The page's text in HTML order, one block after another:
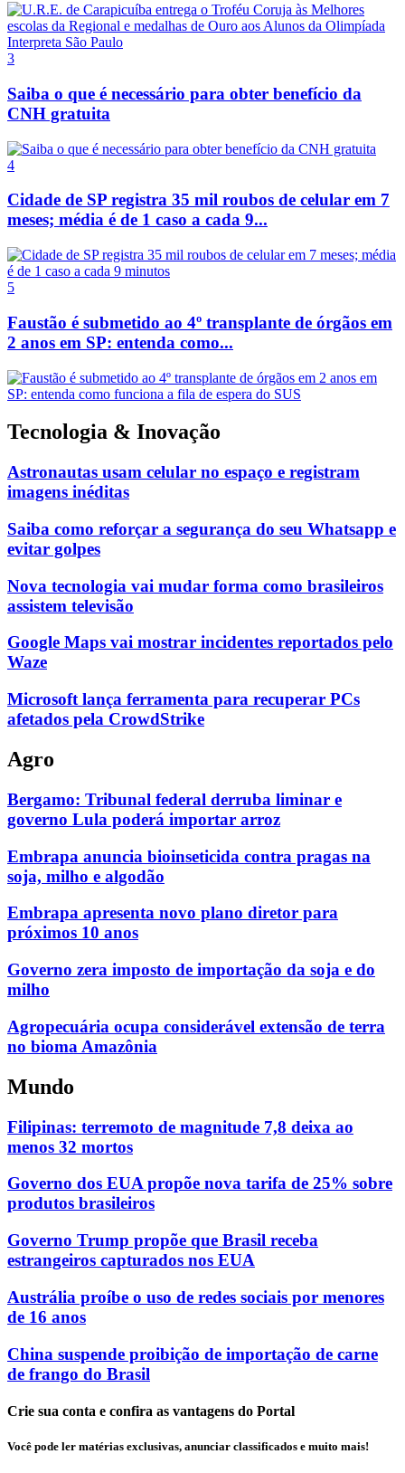
3
Saiba o que é necessário para obter benefício da
CNH gratuita
4
Cidade de SP registra 35 mil roubos de celular em 7
meses; média é de 1 caso a cada 9...
5
Faustão é submetido ao 4º transplante de órgãos em
2 anos em SP: entenda como...
Tecnologia & Inovação
Astronautas usam celular no espaço e registram
imagens inéditas
Saiba como reforçar a segurança do seu Whatsapp e
evitar golpes
Nova tecnologia vai mudar forma como brasileiros
assistem televisão
Google Maps vai mostrar incidentes reportados pelo
Waze
Microsoft lança ferramenta para recuperar PCs
afetados pela CrowdStrike
Agro
Bergamo: Tribunal federal derruba liminar e
governo Lula poderá importar arroz
Embrapa anuncia bioinseticida contra pragas na
soja, milho e algodão
Embrapa apresenta novo plano diretor para
próximos 10 anos
Governo zera imposto de importação da soja e do
milho
Agropecuária ocupa considerável extensão de terra
no bioma Amazônia
Mundo
Filipinas: terremoto de magnitude 7,8 deixa ao
menos 32 mortos
Governo dos EUA propõe nova tarifa de 25% sobre
produtos brasileiros
Governo Trump propõe que Brasil receba
estrangeiros capturados nos EUA
Austrália proíbe o uso de redes sociais por menores
de 16 anos
China suspende proibição de importação de carne
de frango do Brasil
Crie sua conta e confira as vantagens do Portal
Você pode ler matérias exclusivas, anunciar classificados e muito mais!